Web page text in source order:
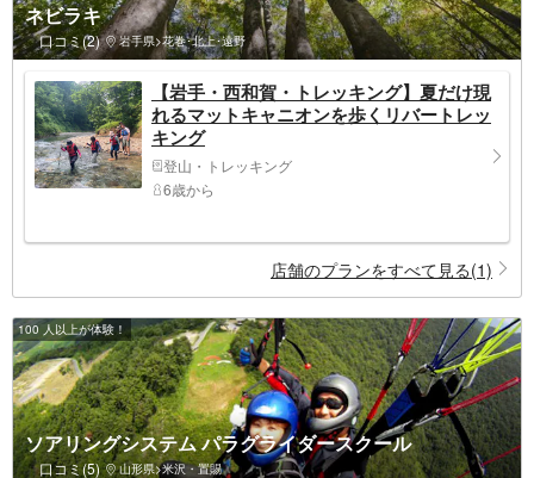
ネビラキ
口コミ(2) 岩手県>花巻･北上･遠野
【岩手・西和賀・トレッキング】夏だけ現
れるマットキャニオンを歩くリバートレッ
キング
登山・トレッキング
6歳から
店舗のプランをすべて見る(1)
100 人以上が体験！
ソアリングシステム パラグライダースクール
口コミ(5) 山形県>米沢・置賜